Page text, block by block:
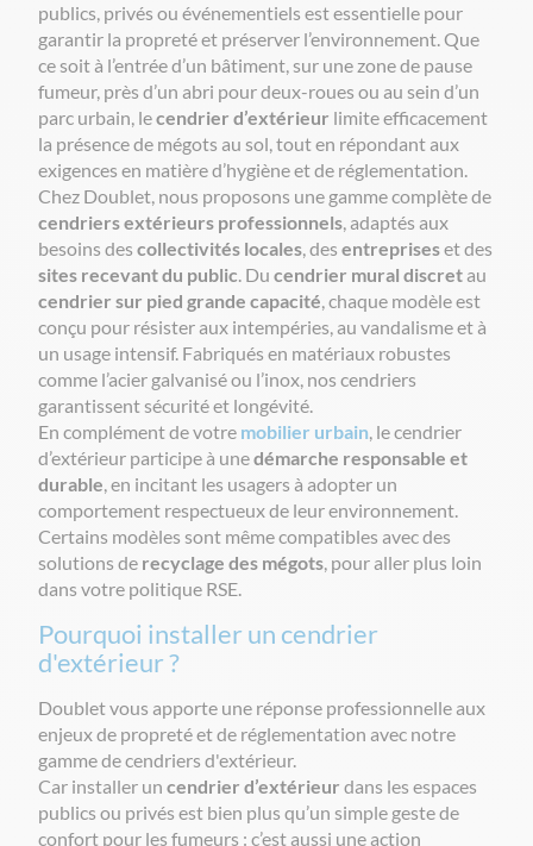
publics, privés ou événementiels est essentielle pour
garantir la propreté et préserver l’environnement. Que
ce soit à l’entrée d’un bâtiment, sur une zone de pause
fumeur, près d’un abri pour deux-roues ou au sein d’un
parc urbain, lecendrier d’extérieur limite efficacement
la présence de mégots au sol, tout en répondant aux
exigences en matière d’hygiène et de réglementation.
Chez Doublet, nous proposons une gamme complète de
cendriers extérieurs professionnels, adaptés aux
besoins descollectivités locales, desentrepriseset des
sites recevant du public. Ducendrier mural discret au
cendrier sur pied grande capacité, chaque modèle est
conçu pour résister aux intempéries, au vandalisme et à
un usage intensif. Fabriqués en matériaux robustes
comme l’acier galvanisé ou l’inox, nos cendriers
garantissent sécurité et longévité.
En complément de votre mobilier urbain, le cendrier
d’extérieur participe à unedémarche responsable et
durable, en incitant les usagers à adopter un
comportement respectueux de leur environnement.
Certains modèles sont même compatibles avec des
solutions de recyclage des mégots, pour aller plus loin
dans votre politique RSE.
Pourquoi installer un cendrier
d'extérieur ?
Doublet vous apporte une réponse professionnelle aux
enjeux de propreté et de réglementation avec notre
gamme de cendriers d'extérieur.
Car installer uncendrier d’extérieur dans les espaces
publics ou privés est bien plus qu’un simple geste de
confort pour les fumeurs : c’est aussi une action